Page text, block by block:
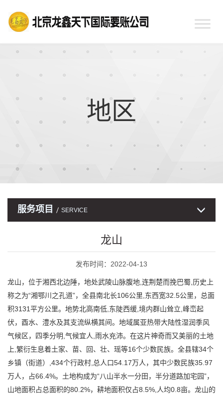
地区
服务项目 SERVICE
龙山
发布时间：2022-04-13
龙山，位于湘西北边陲，地处武陵山脉腹地,连荆楚而挽巴蜀,历史上
称之为“湘鄂川之孔道”，全县南北长106公里,东西宽32.5公里，总面
积3131平方公里。地势北高南低,东陡西缓,境内群山耸立,峰峦起
伏，酉水、澧水及其支流纵横其间。地域属亚热带大陆性湿润季风
气候区，四季分明,气候宜人,雨水充沛。在这片神奇而又美丽的土地
上,繁衍生息着土家、苗、回、壮、瑶等16个少数民族。全县辖34个
乡镇（街道）,434个行政村,总人口54.17万人，其中少数民族35.97
万人，占66.4%。土地构成为“八山半水一分田，半分道路加宅园”，
山地面积占总面积的80.2%，耕地面积仅占8.5%,人均0.8亩。龙山的